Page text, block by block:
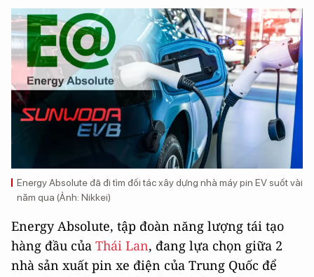
Energy Absolute đã đi tìm đối tác xây dựng nhà máy pin EV suốt vài
năm qua (Ảnh: Nikkei)
Energy Absolute, tập đoàn năng lượng tái tạo
hàng đầu của Thái Lan, đang lựa chọn giữa 2
nhà sản xuất pin xe điện của Trung Quốc để